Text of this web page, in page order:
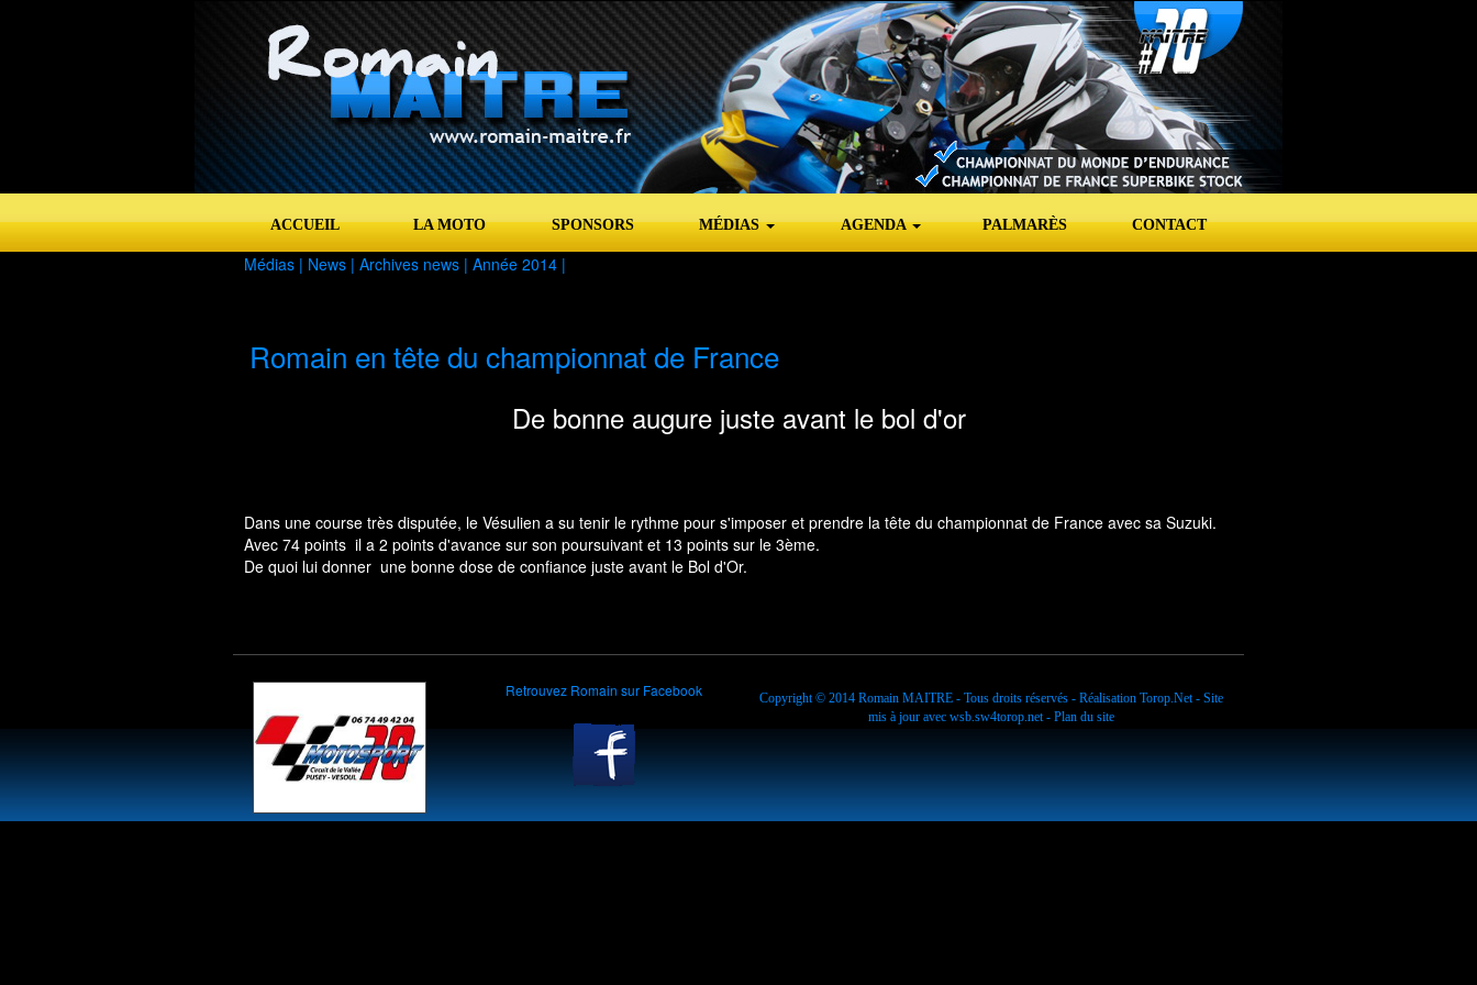
ACCUEIL LA MOTO SPONSORS MÉDIAS AGENDA PALMARÈS CONTACT
Médias | News | Archives news | Année 2014 |
Romain en tête du championnat de France
De bonne augure juste avant le bol d'or
Dans une course très disputée, le Vésulien a su tenir le rythme pour s'imposer et prendre la tête du championnat de France avec sa Suzuki.
Avec 74 points il a 2 points d'avance sur son poursuivant et 13 points sur le 3ème.
De quoi lui donner une bonne dose de confiance juste avant le Bol d'Or.
Retrouvez Romain sur Facebook Copyright © 2014 Romain MAITRE - Tous droits réservés - Réalisation Torop.Net - Site
mis à jour avec wsb.sw4torop.net - Plan du site